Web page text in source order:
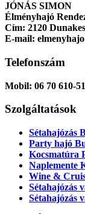
JÓNÁS SIMON
Élményhajó
Cím: 2120
E-mail:
Telefonszám
Mobil: 06 70 610-
Szolgáltatások
Sétahajózás
Party hajó
Kocsmatúra
Naplemente
Wine &
Sétahajózás
Sétahajózás